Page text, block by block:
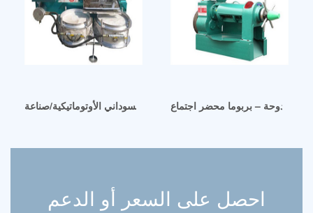
المصنع في الصين آلة عصر زيت الفول السوداني الأوتوماتيكية/صناعة
الدوحة – بربوما محضر اجتماع
احصل على السعر أو الدعم